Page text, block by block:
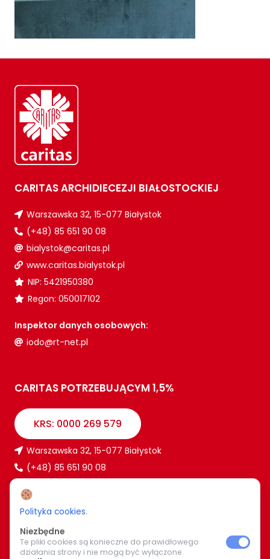
CARITAS ARCHIDIECEZJI BIAŁOSTOCKIEJ
Warszawska 32, 15-077 Białystok
(+48) 85 651 90 08
bialystok@caritas.pl
www.caritas.bialystok.pl
NIP: 5421950380
Regon: 050017102
Inspektor danych osobowych:
iodo@rt-net.pl
CARITAS POTRZEBUJĄCYM 1,5%
KRS: 0000 269 579
Warszawska 32, 15-077 Białystok
(+48) 85 651 90 08
bialystok@caritas.pl
WIĘCEJ O NAS
Polityka cookies.
Niezbędne
Te pliki cookies są konieczne do prawidłowego
działania strony i nie mogą być wyłączone.